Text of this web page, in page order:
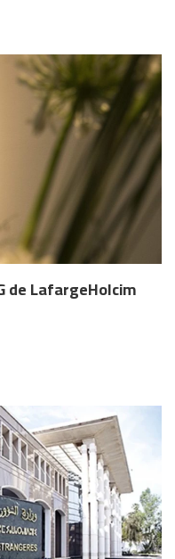
de LafargeHolcim